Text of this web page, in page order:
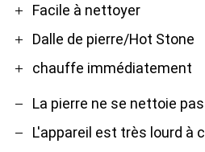
ProFacile à nettoyer
Dalle de pierre/Hot Stone
chauffe immédiatement
Contre
La pierre ne se nettoie pas
L'appareil est très lourd à